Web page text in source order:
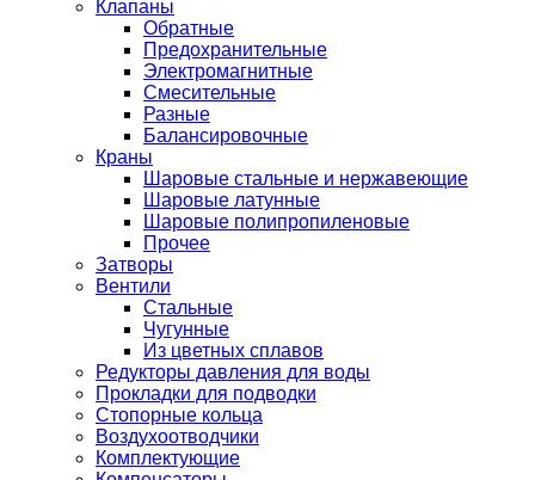
Клапаны
Обратные
Предохранительные
Электромагнитные
Смесительные
Разные
Балансировочные
Краны
Шаровые стальные и нержавеющие
Шаровые латунные
Шаровые полипропиленовые
Прочее
Затворы
Вентили
Стальные
Чугунные
Из цветных сплавов
Редукторы давления для воды
Прокладки для подводки
Стопорные кольца
Воздухоотводчики
Комплектующие